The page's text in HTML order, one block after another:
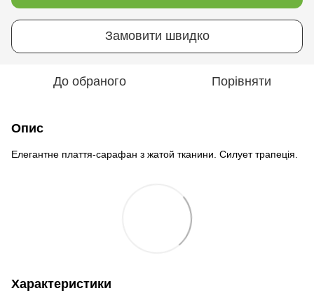
Замовити швидко
До обраного Порівняти
Опис
Елегантне плаття-сарафан з жатой тканини. Силует трапеція.
Характеристики